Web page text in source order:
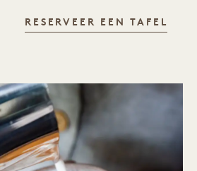
HARRIET'S ROOFTOP
RESERVEER EEN TAFEL